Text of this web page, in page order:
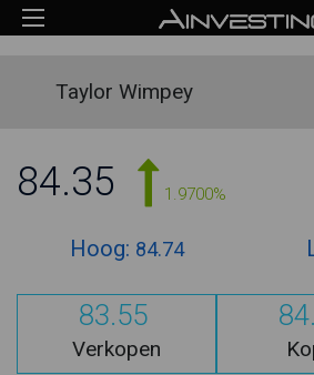
Taylor Wimpey
84.35 1.9700%
Hoog: 84.74
83.55
Verkopen